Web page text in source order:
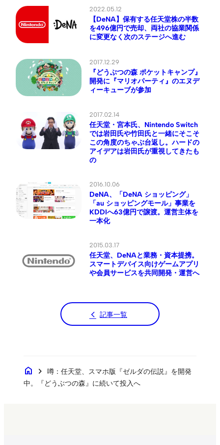
2022.05.12
【DeNA】保有する任天堂株の半数
を496億円で売却、両社の協業関係
に変更なく次のステージへ進む
2017.12.29
『どうぶつの森 ポケットキャンプ』
開発に『マリオパーティ』のエヌデ
ィーキューブが参加
2017.02.14
任天堂・宮本氏、Nintendo Switch
では岩田氏や竹田氏と一緒にそこそ
この角度のちゃぶ台返し。ハードの
アイデアは岩田氏が重視してきたも
の
2016.10.06
DeNA、「DeNA ショッピング」
「au ショッピングモール」事業を
KDDIへ63億円で譲渡。運営主体を
一本化
2015.03.17
任天堂、DeNAと業務・資本提携。
スマートデバイス向けゲームアプリ
や会員サービスを共同開発・運営へ
記事一覧
home chevron_right
噂：任天堂、スマホ版『ゼルダの伝説』を開発
中。『どうぶつの森』に続いて投入へ